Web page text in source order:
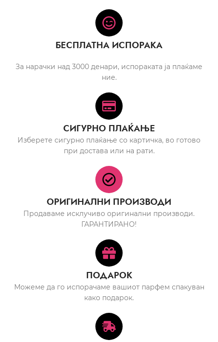
БЕСПЛАТНА ИСПОРАКА
За нарачки над 3000 денари, испораката ја плаќаме
ние.
СИГУРНО ПЛАЌАЊЕ
Изберете сигурно плаќање со картичка, во готово
при достава или на рати.
ОРИГИНАЛНИ ПРОИЗВОДИ
Продаваме исклучиво оригинални производи.
ГАРАНТИРАНО!
ПОДАРОК
Можеме да го испорачаме вашиот парфем спакуван
како подарок.